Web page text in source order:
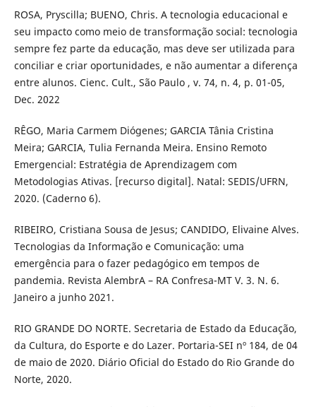
ROSA, Pryscilla; BUENO, Chris. A tecnologia educacional e
seu impacto como meio de transformação social: tecnologia
sempre fez parte da educação, mas deve ser utilizada para
conciliar e criar oportunidades, e não aumentar a diferença
entre alunos. Cienc. Cult., São Paulo , v. 74, n. 4, p. 01-05,
Dec. 2022
RÊGO, Maria Carmem Diógenes; GARCIA Tânia Cristina
Meira; GARCIA, Tulia Fernanda Meira. Ensino Remoto
Emergencial: Estratégia de Aprendizagem com
Metodologias Ativas. [recurso digital]. Natal: SEDIS/UFRN,
2020. (Caderno 6).
RIBEIRO, Cristiana Sousa de Jesus; CANDIDO, Elivaine Alves.
Tecnologias da Informação e Comunicação: uma
emergência para o fazer pedagógico em tempos de
pandemia. Revista AlembrA – RA Confresa-MT V. 3. N. 6.
Janeiro a junho 2021.
RIO GRANDE DO NORTE. Secretaria de Estado da Educação,
da Cultura, do Esporte e do Lazer. Portaria-SEI nº 184, de 04
de maio de 2020. Diário Oficial do Estado do Rio Grande do
Norte, 2020.